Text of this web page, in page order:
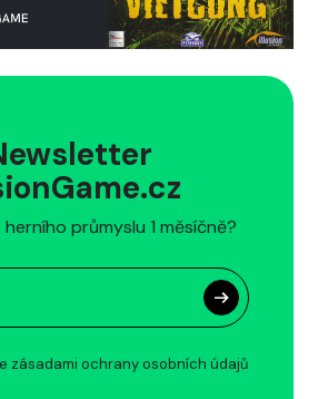
herního průmyslu 1 měsíčně?
zásadami ochrany osobních údajů